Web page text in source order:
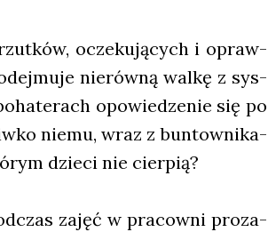
ocze­ku­ją­cych i opraw­
nie­rów­ną wal­kę z sys­
opo­wie­dze­nie się po
nie­mu, wraz z bun­tow­ni­ka­
dzie­ci nie cier­pią?
zajęć w pra­cow­ni pro­za­